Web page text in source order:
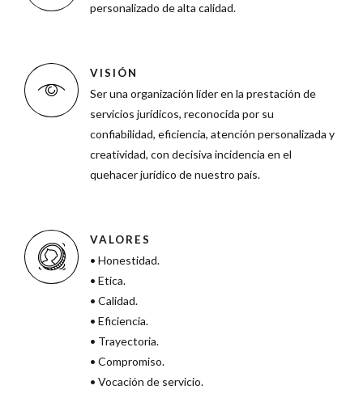
personalizado de alta calidad.
VISIÓN
Ser una organización líder en la prestación de
servicios jurídicos, reconocida por su
confiabilidad, eficiencia, atención personalizada y
creatividad, con decisiva incidencia en el
quehacer jurídico de nuestro país.
VALORES
• Honestidad.
• Etica.
• Calidad.
• Eficiencia.
• Trayectoria.
• Compromiso.
• Vocación de servicio.